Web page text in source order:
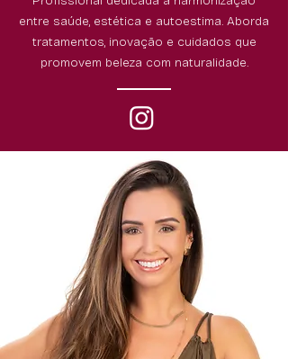
entre saúde, estética e autoestima. Aborda
tratamentos, inovação e cuidados que
promovem beleza com naturalidade.